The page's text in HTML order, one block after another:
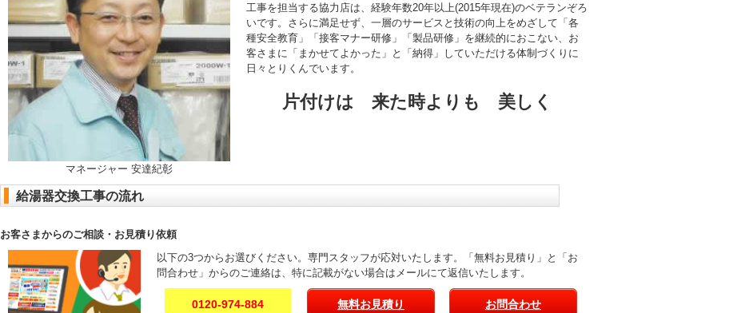
マネージャー 安達紀彰
工事を担当する協力店は、経験年数20年以上(2015年現在)のベテランぞろ
いです。さらに満足せず、一層のサービスと技術の向上をめざして「各
種安全教育」「接客マナー研修」「製品研修」を継続的におこない、お
客さまに「まかせてよかった」と「納得」していただける体制づくりに
日々とりくんでいます。
片付けは 来た時よりも 美しく
給湯器交換工事の流れ
お客さまからのご相談・お見積り依頼
以下の3つからお選びください。専門スタッフが応対いたします。「無料お見積り」と「お
問合わせ」からのご連絡は、特に記載がない場合はメールにて返信いたします。
0120-974-884 無料お見積り お問合わせ